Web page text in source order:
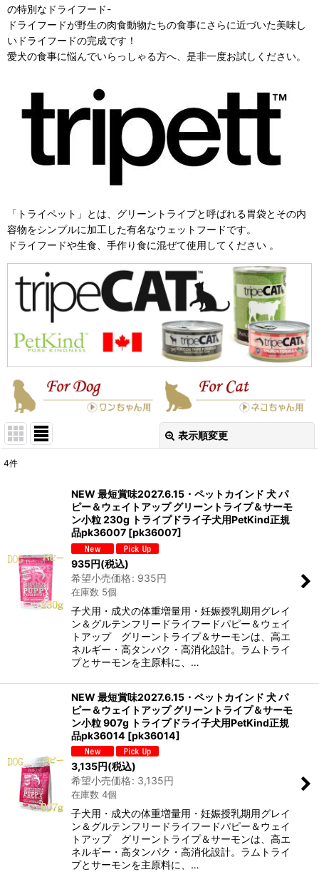
の特別なドライフード-
ドライフードが野生の肉食動物たちの食事にさらに近づいた美味し
いドライフードの完成です！
愛犬の食事に悩んでいらっしゃる方へ、是非一度お試しください。
「トライペット」とは、グリーントライプと呼ばれる胃袋とその内
容物をシンプルに加工した有名なウェットフードです。
ドライフードや生食、手作り食に混ぜて使用してください 。
表示順変更
絞り込む
4件
NEW 最短賞味2027.6.15・ペットカインド 犬 パ
ピー＆ウェイトアップ グリーントライプ＆サーモ
ン小粒 230g トライプドライ子犬用PetKind正規
品pk36007 [pk36007]
935円(税込)
希望小売価格: 935円
在庫数 5個
子犬用・成犬の体重増量用・妊娠授乳期用グレイ
ン＆グルテンフリードライフードパピー＆ウェイ
トアップ グリーントライプ＆サーモンは、高エ
ネルギー・高タンパク・高消化設計。ラムトライ
プとサーモンを主原料に、…
NEW 最短賞味2027.6.15・ペットカインド 犬 パ
ピー＆ウェイトアップ グリーントライプ＆サーモ
ン小粒 907g トライプドライ子犬用PetKind正規
品pk36014 [pk36014]
3,135円(税込)
希望小売価格: 3,135円
在庫数 4個
子犬用・成犬の体重増量用・妊娠授乳期用グレイ
ン＆グルテンフリードライフードパピー＆ウェイ
トアップ グリーントライプ＆サーモンは、高エ
ネルギー・高タンパク・高消化設計。ラムトライ
プとサーモンを主原料に、…